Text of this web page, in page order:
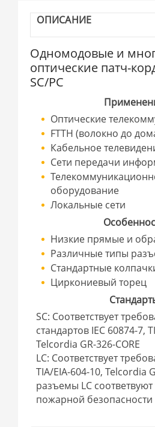
ОПИСАНИЕ
Одномодовые и
оптические патч-
SC/PC
Оптические
FTTH (волокно до
Кабельное
Сети передачи
оборудование
Локальные сети
Низкие прямые и
Различные типы
Стандартные
Циркониевый торец
SC: Соответствует
стандартов IEC 60874-7,
Telcordia GR-326-CORE
LC: Соответствует
TIA/EIA-604-10, Telcordia
разъемы LC
пожарной безопасности